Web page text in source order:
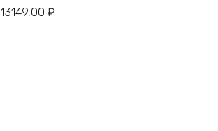
13149,00 ₽